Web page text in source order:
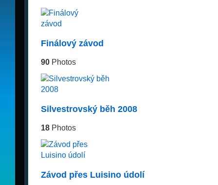
Finálový závod
90Photos
Silvestrovský běh 2008
18Photos
Závod přes Luisino údolí